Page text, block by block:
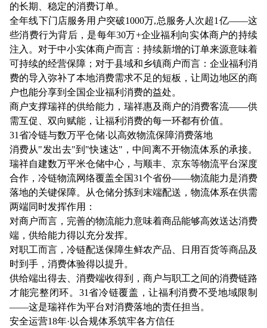
的长期、稳定的消费订单。
全年线下门店服务用户突破1000万,总服务人次超1亿——这
些消费行为背后，是每年30万+企业福利向实体商户的持续
注入。对于中小实体商户而言：持续新增的订单来源意味着
可持续的经营保障；对于县域和乡镇商户而言：企业福利消
费的导入弥补了本地消费需求不足的短板，让周边地区的商
户也能分享到全国企业福利消费的益处。
商户支撑瑞祥的供给能力，瑞祥惠及商户的消费客流——供
需互促、双向赋能，让福利消费的每一环都有价值。
31省冷链与数万平仓储·以高效物流保障消费落地
消费从"发出去"到"快速达"，中间离不开物流体系的承接。
瑞祥自建数万平米仓储中心，与顺丰、京东等物流平台深度
合作，冷链物流网络覆盖全国31个省份——物流能力是消费
落地的关键保障。从仓储分拣到末端配送，物流体系在供需
两端同时发挥作用：
对商户而言，完善的物流能力意味着商品能够高效送达消费
端，供给能力得以充分发挥。
对职工而言，冷链配送保障生鲜农产品、日用百货等商品及
时到手，消费体验得以提升。
供给端出得去、消费端收得到，商户与职工之间的消费链路
才能完整闭环。31省冷链覆盖，让福利消费不受地域限制
——这是瑞祥作为平台对消费落地的责任担当。
安全运营18年·以合规体系筑牢各方信任